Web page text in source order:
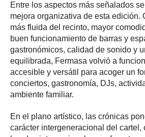
Entre los aspectos más señalados
mejora organizativa de esta edición.
más fluida del recinto, mayor
buen funcionamiento de barras y
gastronómicos, calidad de sonido y
equilibrada, Fermasa volvió a
accesible y versátil para acoger un
conciertos, gastronomía, DJs,
ambiente familiar.
En el plano artístico, las crónicas
carácter intergeneracional del cartel,